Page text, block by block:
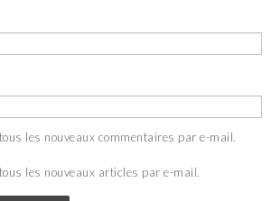
les nouveaux commentaires par e-mail.
les nouveaux articles par e-mail.